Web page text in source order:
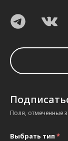
Поля, отмеченные
Выбрать тип *